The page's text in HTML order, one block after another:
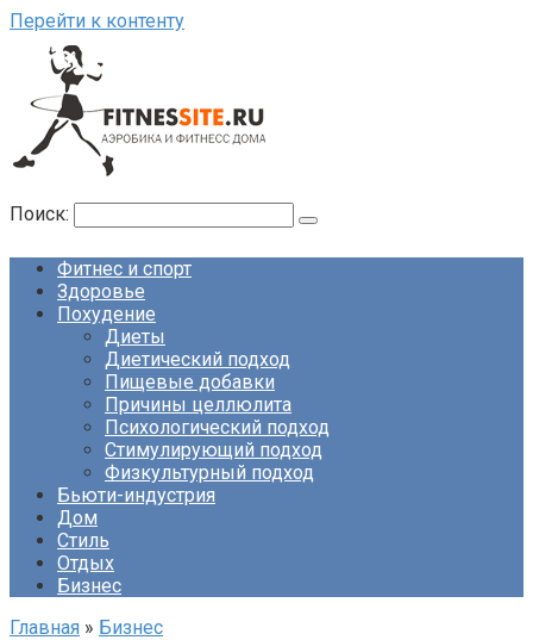
Перейти к контенту
Поиск:
Фитнес и спорт
Здоровье
Похудение
Диеты
Диетический подход
Пищевые добавки
Причины целлюлита
Психологический подход
Стимулирующий подход
Физкультурный подход
Бьюти-индустрия
Дом
Стиль
Отдых
Бизнес
Главная » Бизнес